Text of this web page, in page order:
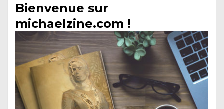
Bienvenue sur
michaelzine.com !